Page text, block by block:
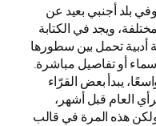
بلد أجنبي بعيد عن
ويجد في الكتابة
أدبية تحمل بين سطورها
أو تفاصيل مباشرة.
يبدأ بعض القرّاء
العام قبل أشهر،
ولكن هذه المرة في قالب